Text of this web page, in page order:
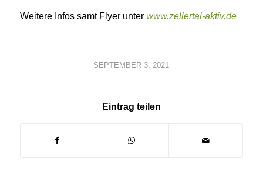
Weitere Infos samt Flyer unter www.zellertal-aktiv.de
SEPTEMBER 3, 2021
Eintrag teilen